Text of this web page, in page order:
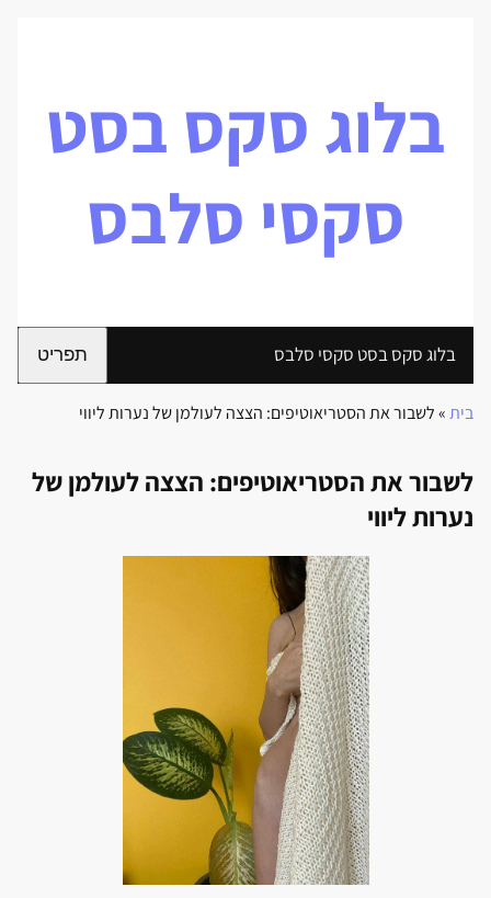
בלוג סקס בסט
סקסי סלבס
בלוג סקס בסט סקסי סלבס תפריט
בית»לשבור את הסטריאוטיפים: הצצה לעולמן של נערות ליווי
לשבור את הסטריאוטיפים: הצצה לעולמן של
נערות ליווי